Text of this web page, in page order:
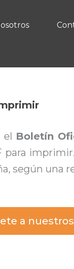
el Boletín
según una
a